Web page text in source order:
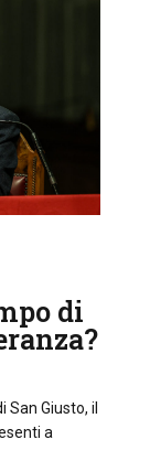
di
San Giusto, il
a